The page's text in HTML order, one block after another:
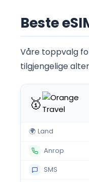
Beste
Våre toppvalg
tilgjengelige
🥇
🌍 Land
Anrop
SMS